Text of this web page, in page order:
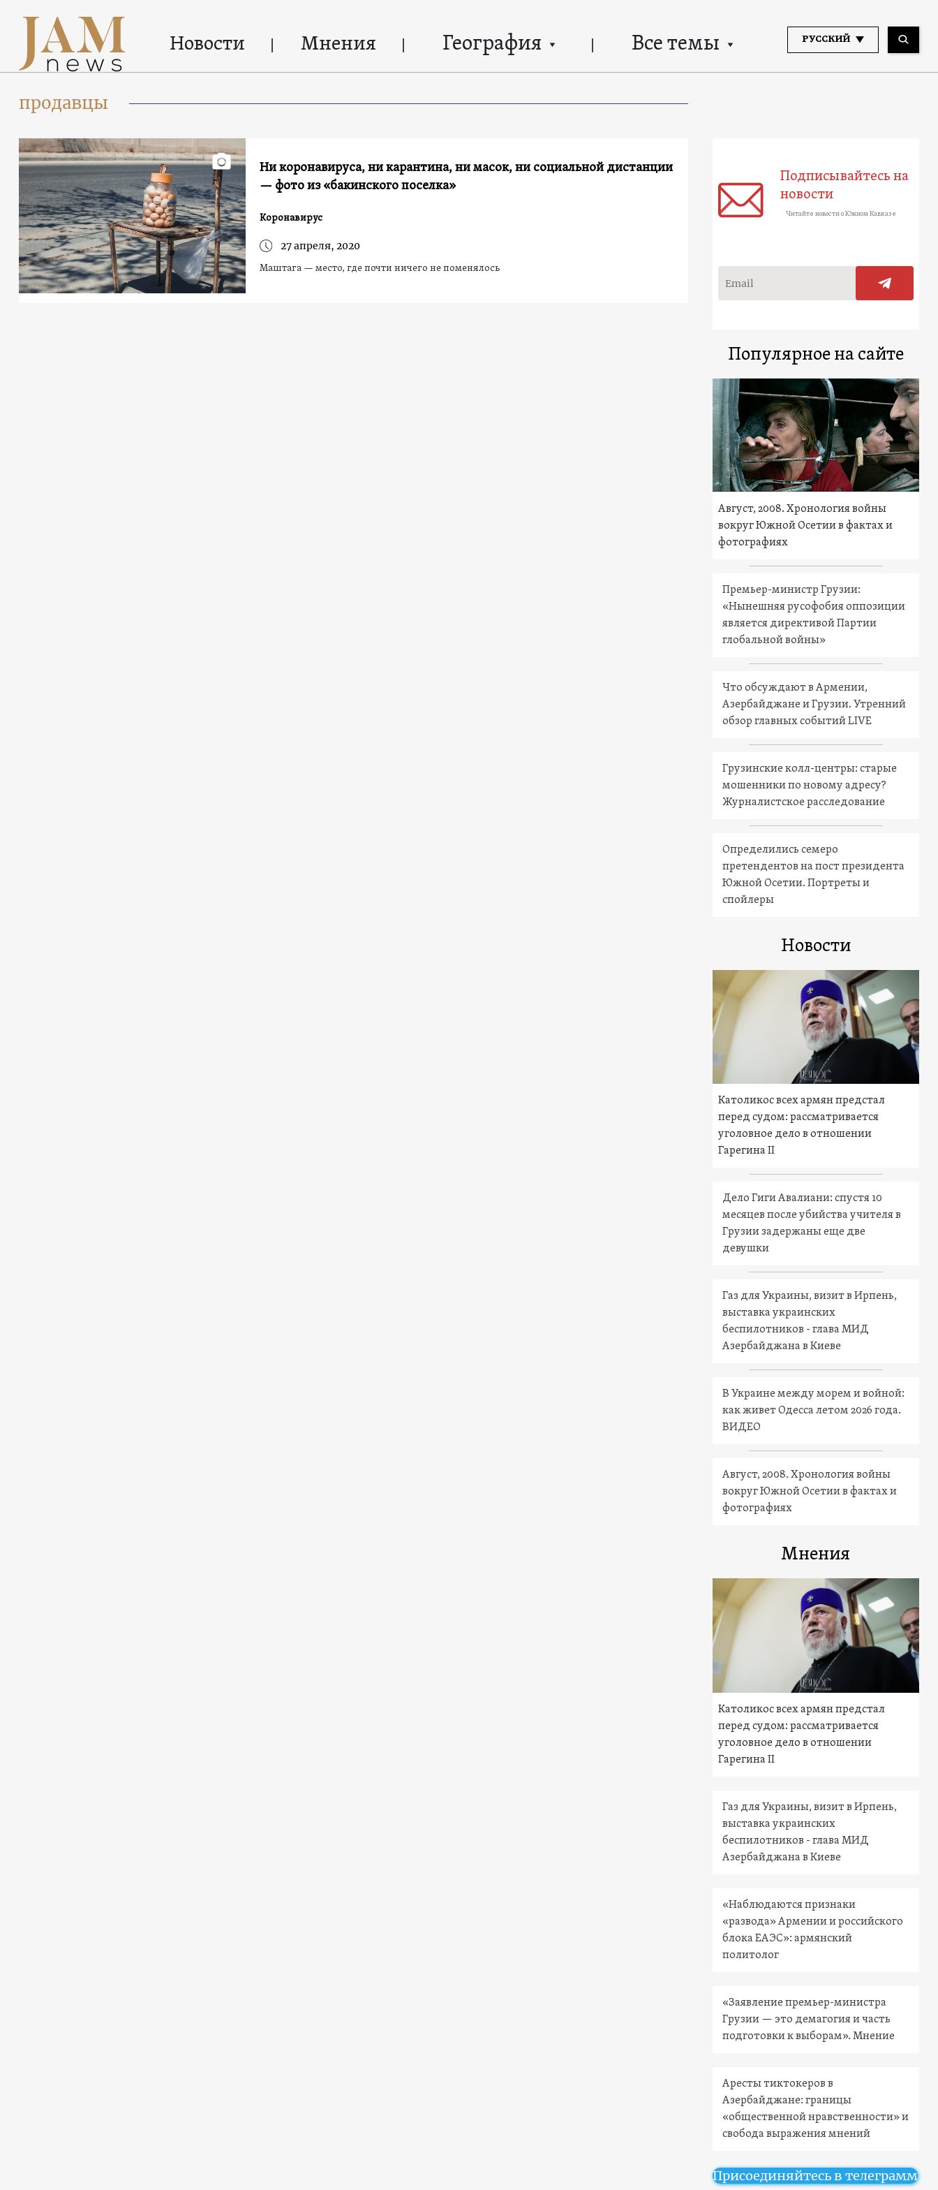
Новости Мнения География Все темы РУССКИЙ
продавцы
Ни коронавируса, ни карантина, ни масок, ни социальной дистанции
— фото из «бакинского поселка»
Коронавирус
27 апреля, 2020
Маштага — место, где почти ничего не поменялось
Подписывайтесь на
новости
Читайте новости о Южном Кавказе
Популярное на сайте
Август, 2008. Хронология войны
вокруг Южной Осетии в фактах и
фотографиях
Премьер-министр Грузии:
«Нынешняя русофобия оппозиции
является директивой Партии
глобальной войны»
Что обсуждают в Армении,
Азербайджане и Грузии. Утренний
обзор главных событий LIVE
Грузинские колл-центры: старые
мошенники по новому адресу?
Журналистское расследование
Определились семеро
претендентов на пост президента
Южной Осетии. Портреты и
спойлеры
Новости
Католикос всех армян предстал
перед судом: рассматривается
уголовное дело в отношении
Гарегина II
Дело Гиги Авалиани: спустя 10
месяцев после убийства учителя в
Грузии задержаны еще две
девушки
Газ для Украины, визит в Ирпень,
выставка украинских
беспилотников - глава МИД
Азербайджана в Киеве
В Украине между морем и войной:
как живет Одесса летом 2026 года.
ВИДЕО
Август, 2008. Хронология войны
вокруг Южной Осетии в фактах и
фотографиях
Мнения
Католикос всех армян предстал
перед судом: рассматривается
уголовное дело в отношении
Гарегина II
Газ для Украины, визит в Ирпень,
выставка украинских
беспилотников - глава МИД
Азербайджана в Киеве
«Наблюдаются признаки
«развода» Армении и российского
блока ЕАЭС»: армянский
политолог
«Заявление премьер-министра
Грузии — это демагогия и часть
подготовки к выборам». Мнение
Аресты тиктокеров в
Азербайджане: границы
«общественной нравственности» и
свобода выражения мнений
Присоединяйтесь в телеграмм